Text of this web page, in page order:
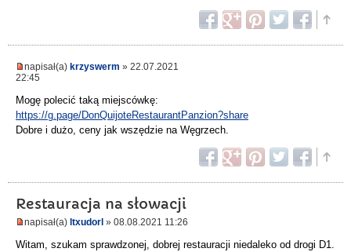
napisał(a) krzyswerm » 22.07.2021
22:45
Mogę polecić taką miejscówkę:
https://g.page/DonQuijoteRestaurantPanzion?share
Dobre i dużo, ceny jak wszędzie na Węgrzech.
Restauracja na słowacji
napisał(a) ltxudorl » 08.08.2021 11:26
Witam, szukam sprawdzonej, dobrej restauracji niedaleko od drogi D1.